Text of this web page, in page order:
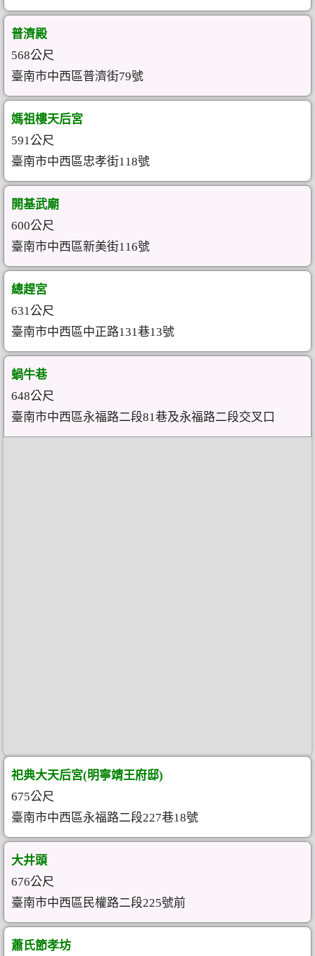
普濟殿
568公尺
臺南市中西區普濟街79號
媽祖樓天后宮
591公尺
臺南市中西區忠孝街118號
開基武廟
600公尺
臺南市中西區新美街116號
總趕宮
631公尺
臺南市中西區中正路131巷13號
蝸牛巷
648公尺
臺南市中西區永福路二段81巷及永福路二段交叉口
祀典大天后宮(明寧靖王府邸)
675公尺
臺南市中西區永福路二段227巷18號
大井頭
676公尺
臺南市中西區民權路二段225號前
蕭氏節孝坊